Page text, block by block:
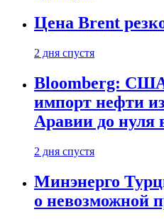
Цена Brent
2 дня спустя
Bloomberg:
импорт нефти
Аравии до нуля
2 дня спустя
Минэнерго
о невозможной